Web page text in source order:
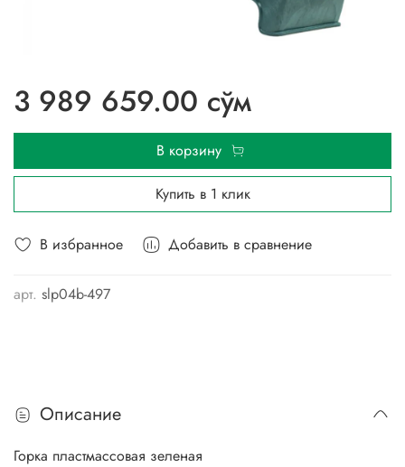
В избранное Добавить в сравнение
арт. slp04b-497
3 989 659.00 сўм
В корзину
Купить в 1 клик
Описание
Горка пластмассовая зеленая